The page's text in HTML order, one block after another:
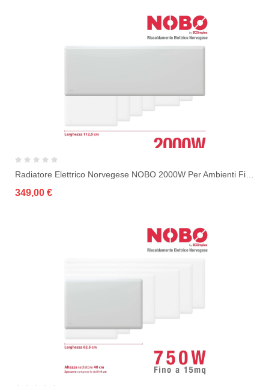
Radiatore Elettrico Norvegese NOBO 2000W Per Ambienti Fino A 35 M² (include...
349,00 €